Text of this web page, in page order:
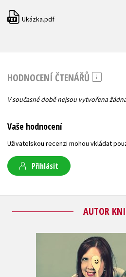
PDF Ukázka.pdf
HODNOCENÍ ČTENÁŘŮ
V současné době nejsou vytvořena
Vaše hodnocení
Uživatelskou recenzi mohou vkládat
Přihlásit
AUTOR